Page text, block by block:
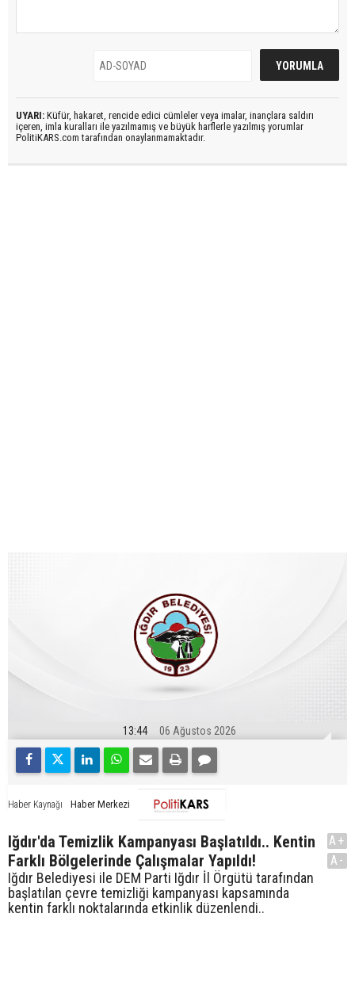
UYARI: Küfür, hakaret, rencide edici cümleler veya imalar, inançlara saldırı
içeren, imla kuralları ile yazılmamış ve büyük harflerle yazılmış yorumlar
PolitiKARS.com tarafından onaylanmamaktadır.
13:44 06 Ağustos 2026
Haber Kaynağı Haber Merkezi
Iğdır'da Temizlik Kampanyası Başlatıldı.. Kentin
Farklı Bölgelerinde Çalışmalar Yapıldı!
Iğdır Belediyesi ile DEM Parti Iğdır İl Örgütü tarafından
başlatılan çevre temizliği kampanyası kapsamında
kentin farklı noktalarında etkinlik düzenlendi..
A+
A-